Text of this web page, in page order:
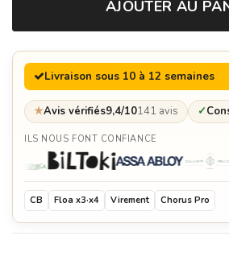
AJOUTER AU
Livraison sous 10 à 12 semaines
★Avis vérifiés9,4/10141 avis ✓
ILS NOUS FONT CONFIANCE
CB Floa x3·x4 Virement Chorus Pro